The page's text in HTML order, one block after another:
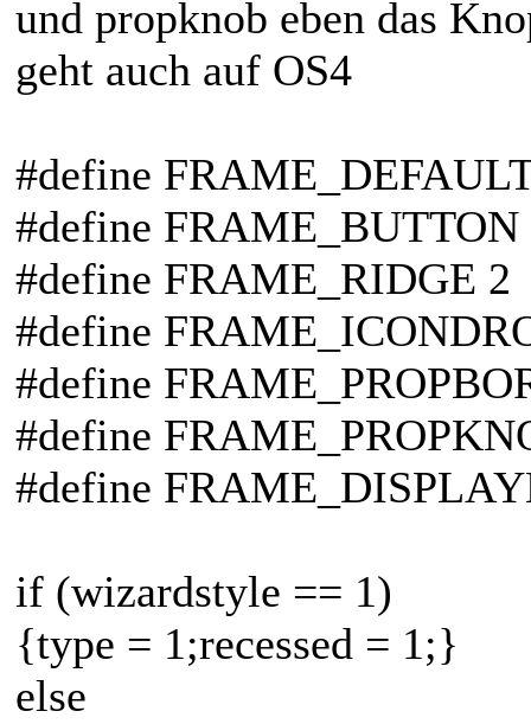
und propknob eben das
geht auch auf OS4
#define
#define FRAME_BUTTON
#define FRAME_RIDGE 2
#define
#define
#define
#define
if (wizardstyle == 1)
{type = 1;recessed = 1;}
else